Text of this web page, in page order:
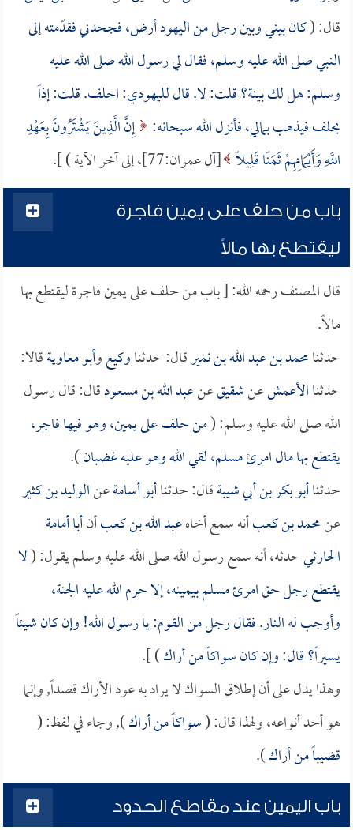
قال: (كان بيني وبين رجل من اليهود أرض، فجحدني فقدّمته إلى
النبي صلى الله عليه وسلم، فقال لي رسول الله صلى الله عليه
وسلم: هل لك بينة؟ قلت: لا. قال لليهودي: احلف. قلت: إذاً
يحلف فيذهب بمالي، فأنزل الله سبحانه: إِنَّ الَّذِينَ يَشْتَرُونَ بِعَهْدِ
اللَّهِ وَأَيْمَانِهِمْ ثَمَنًا قَلِيلًا [آل عمران:77]، إلى آخر الآية ) ].
باب من حلف على يمين فاجرة
ليقتطع بها مالاً
قال المصنف رحمه الله: [ باب من حلف على يمين فاجرة ليقتطع بها
مالاً.
حدثنامحمد بن عبد الله بن نميرقال: حدثناوكيعوأبو معاويةقالا:
حدثناالأعمشعنشقيقعنعبد الله بن مسعودقال: قال رسول
الله صلى الله عليه وسلم: (من حلف على يمين، وهو فيها فاجر،
يقتطع بها مال امرئ مسلم، لقي الله وهو عليه غضبان).
حدثناأبو بكر بن أبي شيبةقال: حدثناأبو أسامةعنالوليد بن كثير
عنمحمد بن كعبأنه سمع أخاهعبد الله بن كعبأنأبا أمامة
الحارثيحدثه، أنه سمع رسول الله صلى الله عليه وسلم يقول: (لا
يقتطع رجل حق امرئ مسلم بيمينه، إلا حرم الله عليه الجنة،
وأوجب له النار. فقال رجل من القوم: يا رسول الله! وإن كان شيئاً
يسيراً؟ قال: وإن كان سواكاً من أراك) ].
وهذا يدل على أن إطلاق السواك لا يراد به عود الأراك قصداً, وإنما
هو أحد أنواعه، ولهذا قال: (سواكاً من أراك), وجاء في لفظ: (
قضيباً من أراك).
باب اليمين عند مقاطع الحدود